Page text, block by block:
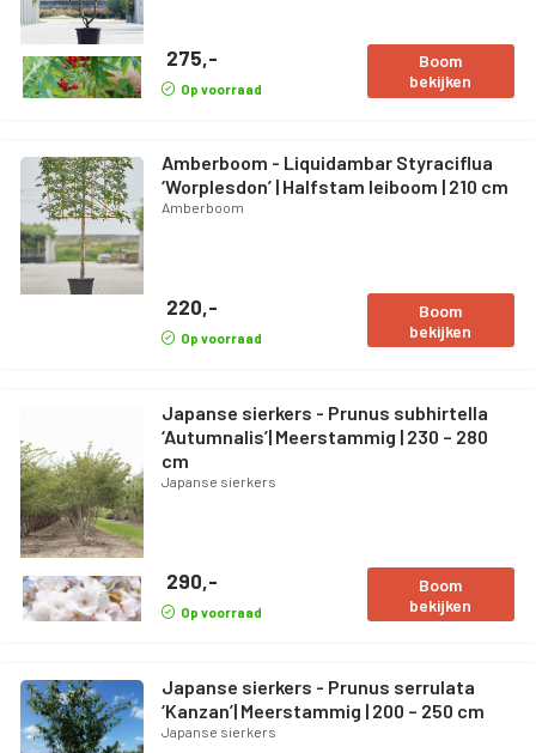
275,-
Op voorraad
Boom
bekijken
Amberboom - Liquidambar Styraciflua
‘Worplesdon’ | Halfstam leiboom | 210 cm
Amberboom
220,-
Op voorraad
Boom
bekijken
Japanse sierkers - Prunus subhirtella
‘Autumnalis’| Meerstammig | 230 – 280
cm
Japanse sierkers
290,-
Op voorraad
Boom
bekijken
Japanse sierkers - Prunus serrulata
‘Kanzan’| Meerstammig | 200 – 250 cm
Japanse sierkers